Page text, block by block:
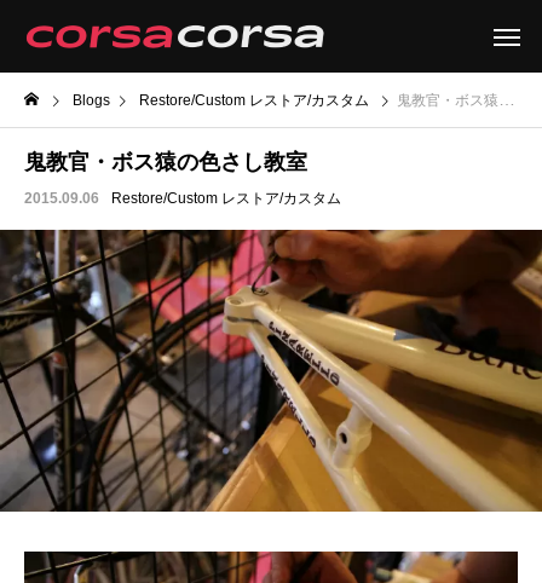
Blogs Restore/Custom レストア/カスタム 鬼教官・ボス猿の色さし教室
鬼教官・ボス猿の色さし教室
2015.09.06 Restore/Custom レストア/カスタム